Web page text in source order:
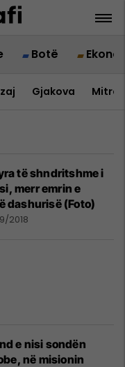
Botë
Gjakova
të shndritshme i
merr emrin e
dashurisë (Foto)
2018
e nisi sondën
në misionin